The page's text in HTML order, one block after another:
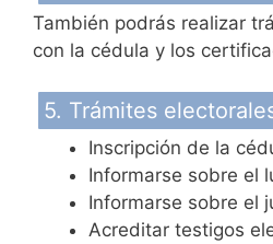
También podrás realizar
con la cédula y los
5. Trámites
Inscripción de la
Informarse sobre el
Informarse sobre el
Acreditar testigos